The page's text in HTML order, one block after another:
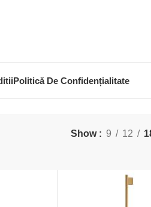
Politică De Confidențialitate
Show 9 12